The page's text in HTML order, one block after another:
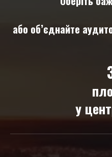
або об’єднайте
у